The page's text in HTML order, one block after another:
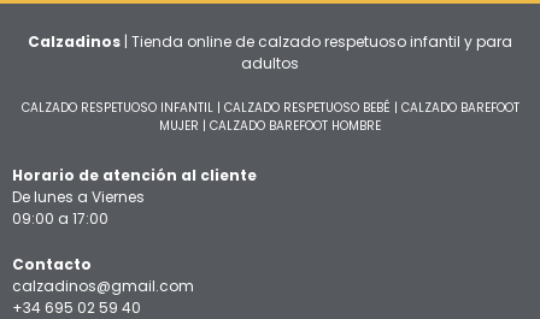
Calzadinos | Tienda online de calzado respetuoso infantil y para
adultos
CALZADO RESPETUOSO INFANTIL| CALZADO RESPETUOSO BEBÉ | CALZADO BAREFOOT
MUJER | CALZADO BAREFOOT HOMBRE
Horario de atención al cliente
De lunes a Viernes
09:00 a 17:00
Contacto
calzadinos@gmail.com
+34 695 02 59 40